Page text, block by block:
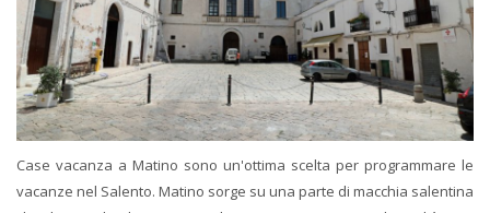
Case vacanza a Matino sono un'ottima scelta per programmare le
vacanze nel Salento. Matino sorge su una parte di macchia salentina